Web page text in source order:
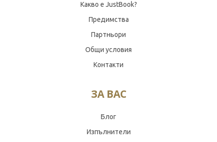
Какво е JustBook?
Предимства
Партньори
Общи условия
Контакти
ЗА ВАС
Блог
Изпълнители